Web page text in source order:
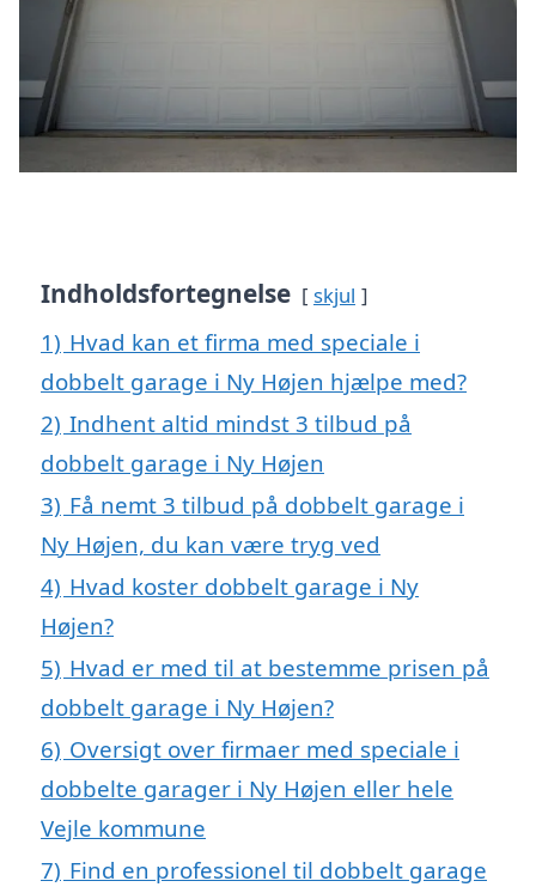
Indholdsfortegnelse skjul
1) Hvad kan et firma med speciale i
dobbelt garage i Ny Højen hjælpe med?
2) Indhent altid mindst 3 tilbud på
dobbelt garage i Ny Højen
3) Få nemt 3 tilbud på dobbelt garage i
Ny Højen, du kan være tryg ved
4) Hvad koster dobbelt garage i Ny
Højen?
5) Hvad er med til at bestemme prisen på
dobbelt garage i Ny Højen?
6) Oversigt over firmaer med speciale i
dobbelte garager i Ny Højen eller hele
Vejle kommune
7) Find en professionel til dobbelt garage